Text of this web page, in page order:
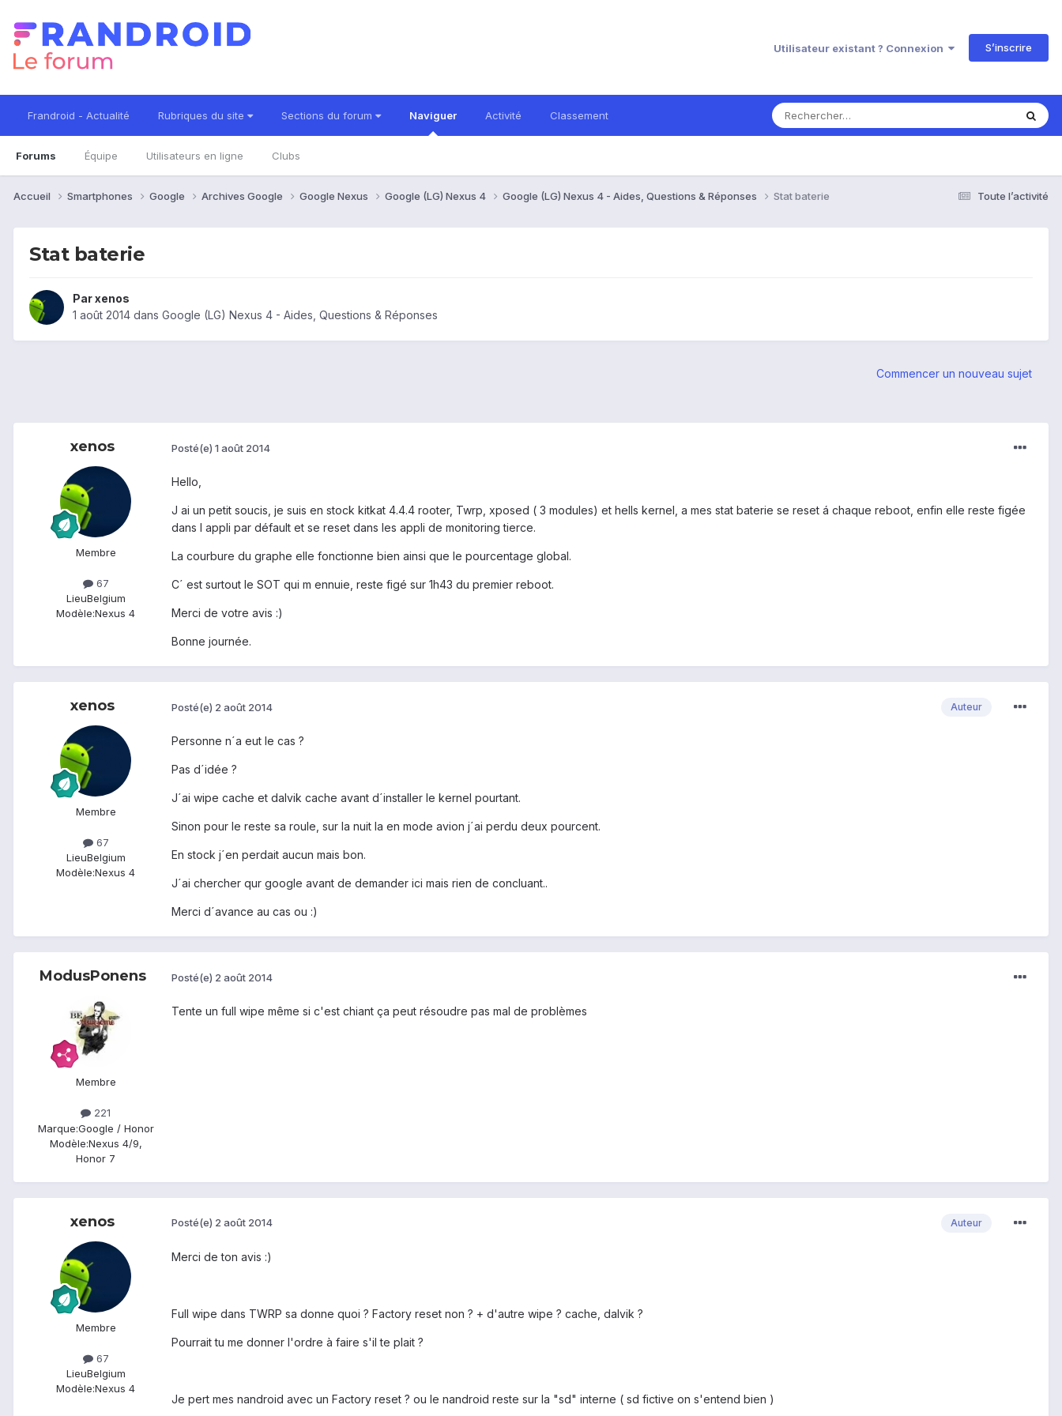
Utilisateur existant ? Connexion S’inscrire
Frandroid - Actualité Rubriques du site Sections du forum Naviguer
Forums Équipe Utilisateurs en ligne Clubs
Activité Classement
Toute l’activité
Accueil Smartphones Google Archives Google Google Nexus Google (LG) Nexus 4 Google (LG) Nexus 4 - Aides, Questions & Réponses Stat baterie
Stat baterie
Parxenos
1 août 2014 dans Google (LG) Nexus 4 - Aides, Questions & Réponses
Commencer un nouveau sujet
xenos
Membre
67
LieuBelgium
Modèle:Nexus 4
Posté(e) 1 août 2014
Hello,
J ai un petit soucis, je suis en stock kitkat 4.4.4 rooter, Twrp, xposed ( 3 modules) et hells kernel, a mes stat baterie se reset á chaque reboot, enfin elle reste figée
dans l appli par défault et se reset dans les appli de monitoring tierce.
La courbure du graphe elle fonctionne bien ainsi que le pourcentage global.
C´ est surtout le SOT qui m ennuie, reste figé sur 1h43 du premier reboot.
Merci de votre avis :)
Bonne journée.
xenos
Membre
67
LieuBelgium
Modèle:Nexus 4
Auteur
Posté(e) 2 août 2014
Personne n´a eut le cas ?
Pas d´idée ?
J´ai wipe cache et dalvik cache avant d´installer le kernel pourtant.
Sinon pour le reste sa roule, sur la nuit la en mode avion j´ai perdu deux pourcent.
En stock j´en perdait aucun mais bon.
J´ai chercher qur google avant de demander ici mais rien de concluant..
Merci d´avance au cas ou :)
ModusPonens
Membre
221
Marque:Google / Honor
Modèle:Nexus 4/9,
Honor 7
Posté(e) 2 août 2014
Tente un full wipe même si c'est chiant ça peut résoudre pas mal de problèmes
xenos
Membre
67
LieuBelgium
Modèle:Nexus 4
Auteur
Posté(e) 2 août 2014
Merci de ton avis :)
Full wipe dans TWRP sa donne quoi ? Factory reset non ? + d'autre wipe ? cache, dalvik ?
Pourrait tu me donner l'ordre à faire s'il te plait ?
Je pert mes nandroid avec un Factory reset ? ou le nandroid reste sur la "sd" interne ( sd fictive on s'entend bien )